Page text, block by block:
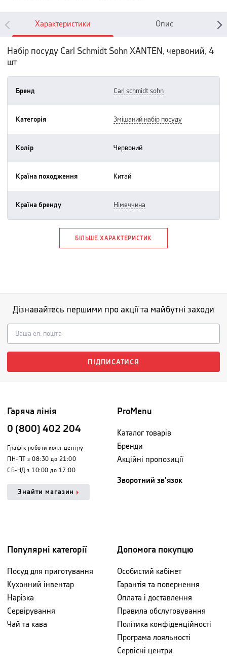
Характеристики Опис
Набір посуду Carl Schmidt Sohn XANTEN, червоний, 4
шт
Бренд carl schmidt sohn
Категорія змішаний набір посуду
Колір червоний
Країна походження китай
Країна бренду німеччина
БІЛЬШЕ ХАРАКТЕРИСТИК
Дізнавайтесь першими про акції та майбутні заходи
ПІДПИСАТИСЯ
Гаряча лінія
0 (800) 402 204
Графік роботи колл-центру
ПН-ПТ з 08:30 до 21:00
СБ-НД з 10:00 до 17:00
Знайти магазин
ProMenu
Каталог товарів
Бренди
Акційні пропозиції
Зворотний зв'язок
Популярні категорії
Посуд для приготування
Кухонний інвентар
Нарізка
Сервірування
Чай та кава
Допомога покупцю
Особистий кабінет
Гарантія та повернення
Оплата і доставлення
Правила обслуговування
Політика конфіденційності
Програма лояльності
Сервісні центри